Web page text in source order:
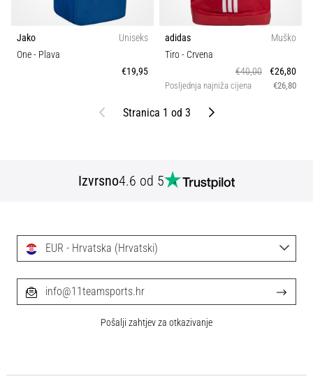
Jako
Uniseks
One- Plava
€19,95
adidas
Muško
Tiro- Crvena
€40,00
€26,80
Posljednja najniža cijena €26,80
PrethodniStranica 1 od 3 Sljedeći
Izvrsno4.6 od 5
EUR - Hrvatska (Hrvatski)
info@11teamsports.hr
Pošalji zahtjev za otkazivanje